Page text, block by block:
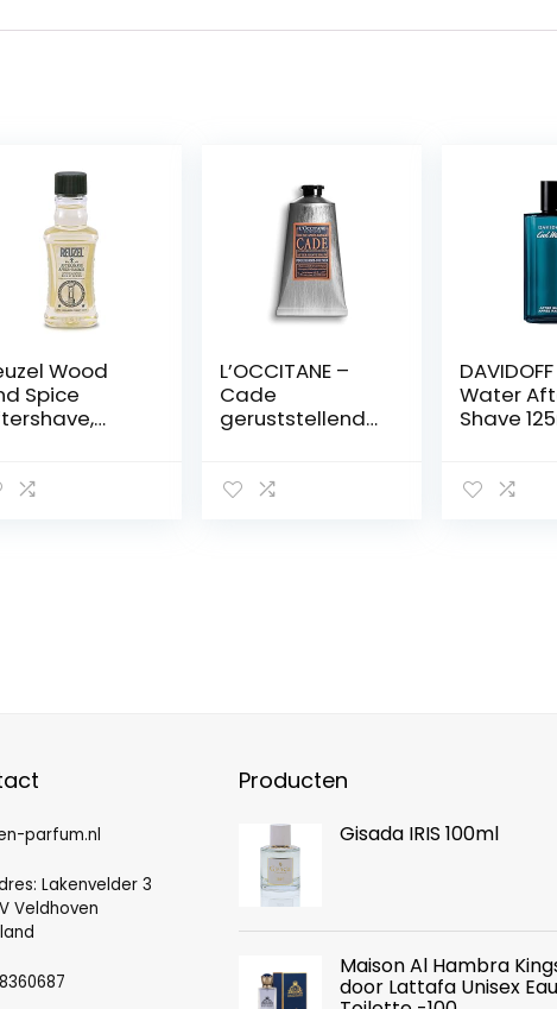
Wood
Spice
100 ml
L’OCCITANE –
Cade
geruststellende
Water
Shave
parfum.nl
Lakenvelder 3
Veldhoven
Producten
Gisada IRIS 100ml
Maison Al Hambra
door Lattafa Unisex